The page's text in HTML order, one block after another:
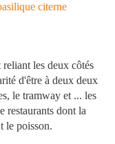
citerne
les deux côtés
d'être à deux deux
le tramway et ... les
restaurants dont la
le poisson.